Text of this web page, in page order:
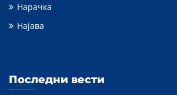
Нарачка
Најава
Последни вести